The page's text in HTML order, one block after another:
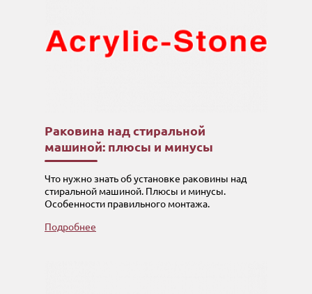
Раковина над стиральной
машиной: плюсы и минусы
Что нужно знать об установке раковины над
стиральной машиной. Плюсы и минусы.
Особенности правильного монтажа.
Подробнее